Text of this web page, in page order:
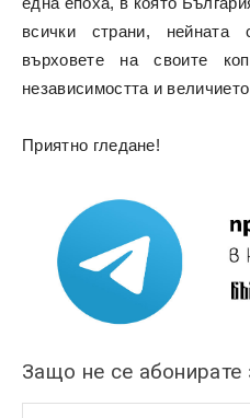
всички страни,
върховете на своите
независимостта и
Приятно гледане!
Защо не се